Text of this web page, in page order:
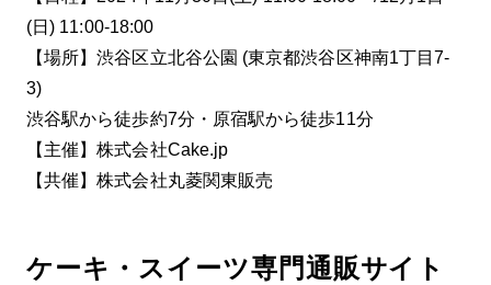
(日) 11:00-18:00
【場所】渋谷区立北谷公園 (東京都渋谷区神南1丁目7-
3)
渋谷駅から徒歩約7分・原宿駅から徒歩11分
【主催】株式会社Cake.jp
【共催】株式会社丸菱関東販売
ケーキ・スイーツ専門通販サイト